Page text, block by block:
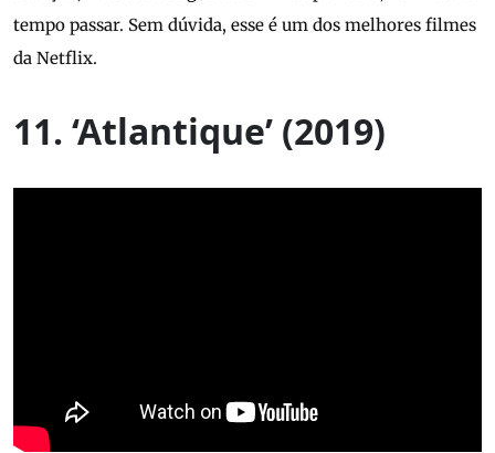
tempo passar. Sem dúvida, esse é um dos melhores filmes
da Netflix.
11. ‘Atlantique’ (2019)